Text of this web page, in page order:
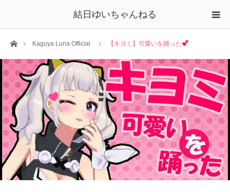
結日ゆいちゃんねる
ホームKaguya Luna Official 【キヨミ】可愛いを踊った